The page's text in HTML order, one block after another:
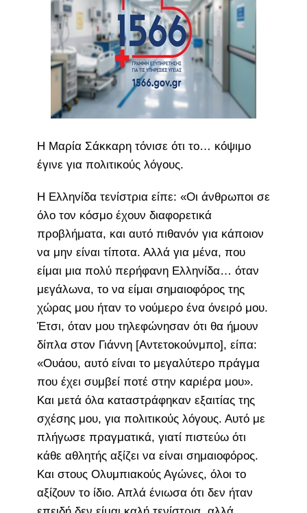
Η Μαρία Σάκκαρη τόνισε ότι το… κόψιμο
έγινε για πολιτικούς λόγους.
Η Ελληνίδα τενίστρια είπε: «Οι άνθρωποι σε
όλο τον κόσμο έχουν διαφορετικά
προβλήματα, και αυτό πιθανόν για κάποιον
να μην είναι τίποτα. Αλλά για μένα, που
είμαι μια πολύ περήφανη Ελληνίδα… όταν
μεγάλωνα, το να είμαι σημαιοφόρος της
χώρας μου ήταν το νούμερο ένα όνειρό μου.
Έτσι, όταν μου τηλεφώνησαν ότι θα ήμουν
δίπλα στον Γιάννη [Αντετοκούνμπο], είπα:
«Ουάου, αυτό είναι το μεγαλύτερο πράγμα
που έχει συμβεί ποτέ στην καριέρα μου».
Και μετά όλα καταστράφηκαν εξαιτίας της
σχέσης μου, για πολιτικούς λόγους. Αυτό με
πλήγωσε πραγματικά, γιατί πιστεύω ότι
κάθε αθλητής αξίζει να είναι σημαιοφόρος.
Και στους Ολυμπιακούς Αγώνες, όλοι το
αξίζουν το ίδιο. Απλά ένιωσα ότι δεν ήταν